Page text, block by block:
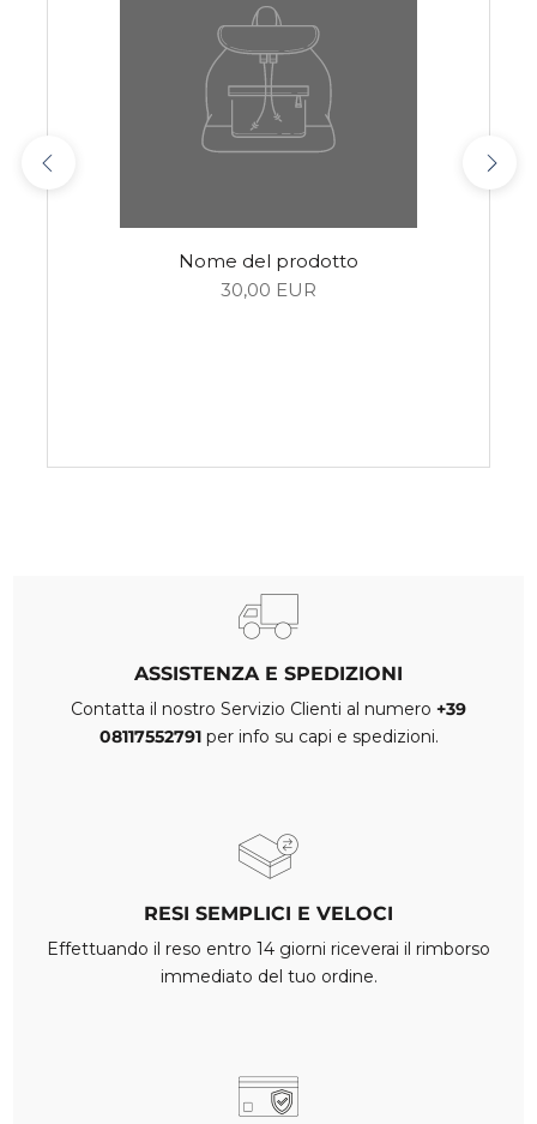
Nome del prodotto
30,00 EUR
ASSISTENZA E SPEDIZIONI
Contatta il nostro Servizio Clienti al numero +39
08117552791 per info su capi e spedizioni.
RESI SEMPLICI E VELOCI
Effettuando il reso entro 14 giorni riceverai il rimborso
immediato del tuo ordine.